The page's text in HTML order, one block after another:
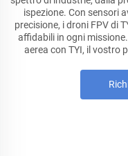
ispezione. Con sensori
precisione, i droni FPV di
affidabili in ogni
aerea con TYI, il vostro